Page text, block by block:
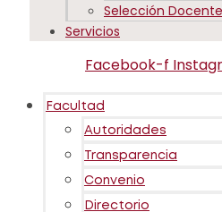
Selección
Servicios
Facebook-f
Facultad
Autoridades
Transparencia
Convenio
Directorio